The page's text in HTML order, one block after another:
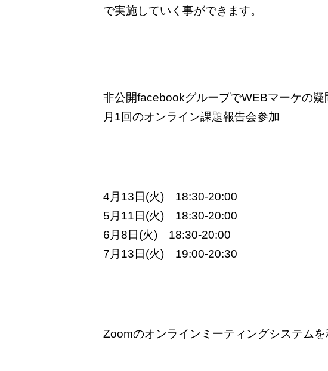
で実施していく事ができます。
非公開facebookグループでWEBマーケの
月1回のオンライン課題報告会参加
4月13日(火) 18:30-20:00
5月11日(火) 18:30-20:00
6月8日(火) 18:30-20:00
7月13日(火) 19:00-20:30
Zoomのオンラインミーティングシステムを